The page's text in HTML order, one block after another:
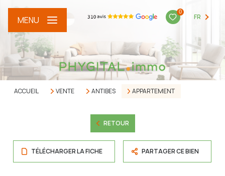
0
FR
MENU
ACCUEIL VENTE ANTIBES APPARTEMENT
RETOUR
TÉLÉCHARGER LA FICHE PARTAGER CE BIEN